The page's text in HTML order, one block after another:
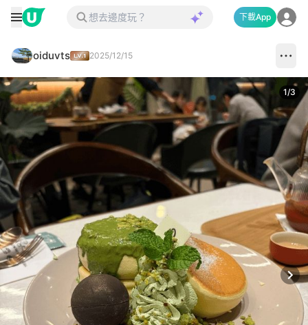
下載App
oiduvts 2025/12/15
1/3